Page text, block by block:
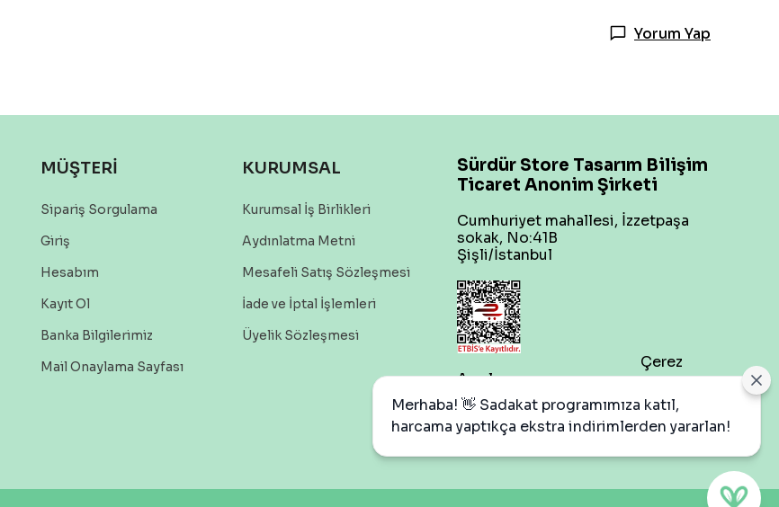
Yorum Yap
MÜŞTERİ
Sipariş Sorgulama
Giriş
Hesabım
Kayıt Ol
Banka Bilgilerimiz
Mail Onaylama Sayfası
KURUMSAL
Kurumsal İş Birlikleri
Aydınlatma Metni
Mesafeli Satış Sözleşmesi
İade ve İptal İşlemleri
Üyelik Sözleşmesi
Sürdür Store Tasarım Bilişim
Ticaret Anonim Şirketi
Cumhuriyet mahallesi, İzzetpaşa
sokak, No:41B
Şişli/İstanbul
Çerez
Ayarları
Merhaba! 👋 Sadakat programımıza katıl,
harcama yaptıkça ekstra indirimlerden yararlan!